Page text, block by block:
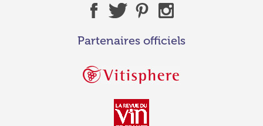
Partenaires officiels